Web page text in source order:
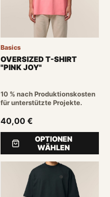
Basics
OVERSIZED T-SHIRT
"PINK JOY"
10 % nach Produktionskosten
für unterstützte Projekte.
40,00 €
OPTIONEN
WÄHLEN